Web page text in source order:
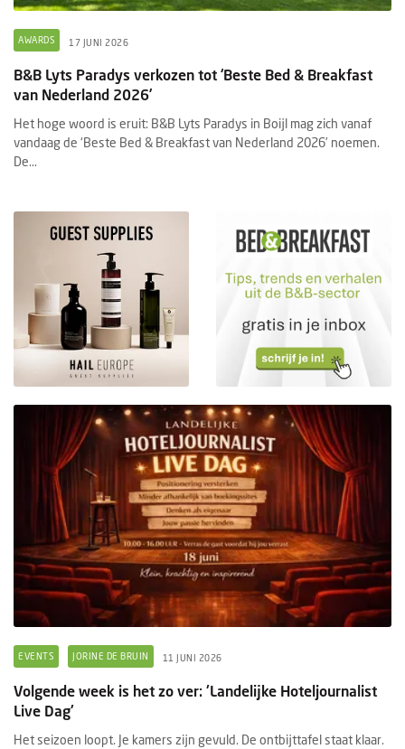
AWARDS 17 JUNI 2026
B&B Lyts Paradys verkozen tot ‘Beste Bed & Breakfast
van Nederland 2026’
Het hoge woord is eruit: B&B Lyts Paradys in Boijl mag zich vanaf
vandaag de ‘Beste Bed & Breakfast van Nederland 2026’ noemen.
De...
EVENTS JORINE DE BRUIN 11 JUNI 2026
Volgende week is het zo ver: 'Landelijke Hoteljournalist
Live Dag'
Het seizoen loopt. Je kamers zijn gevuld. De ontbijttafel staat klaar.